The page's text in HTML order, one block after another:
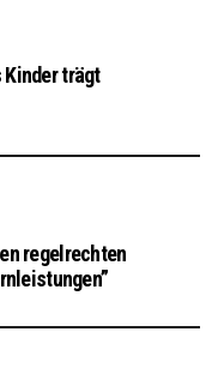
Kinder trägt
regelrechten